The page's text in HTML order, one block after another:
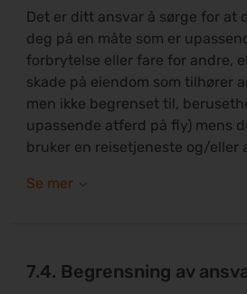
Det er ditt ansvar å sørge for at
deg på en måte som er
forbrytelse eller fare for andre,
skade på eiendom som tilhører
men ikke begrenset til,
upassende atferd på fly) mens
bruker en reisetjeneste og/eller
7.4. Begrensning av